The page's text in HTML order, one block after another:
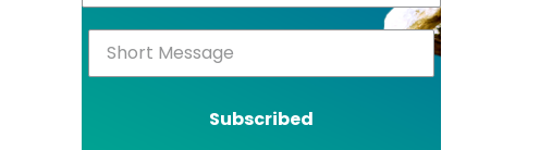
Subscribed